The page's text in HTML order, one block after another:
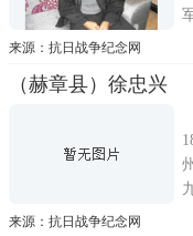
来源：抗日战争纪念网
（赫章县）徐忠兴
来源：抗日战争纪念网